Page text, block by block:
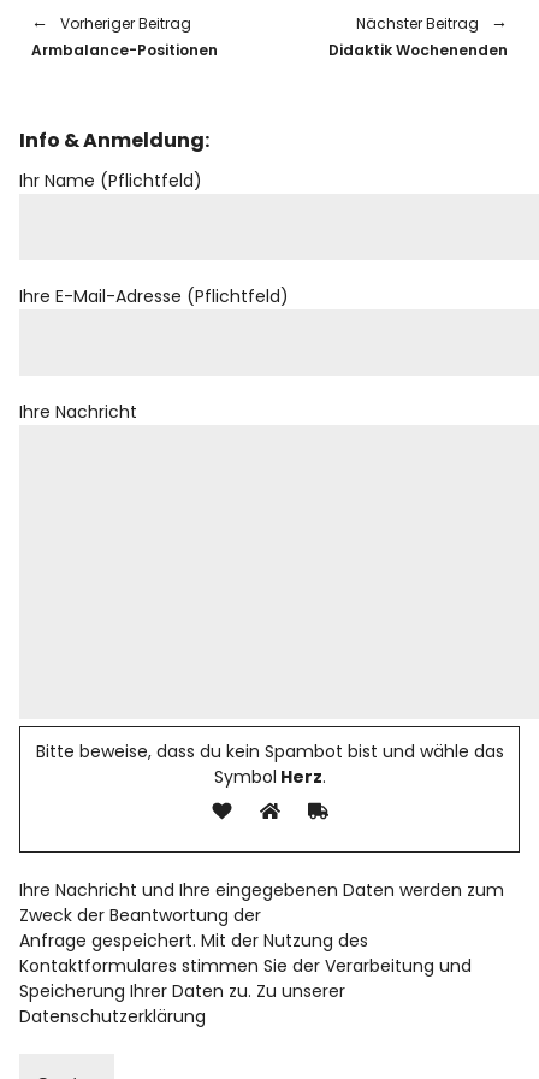
Vorheriger Beitrag
Armbalance-Positionen
Nächster Beitrag
Didaktik Wochenenden
Info & Anmeldung:
Ihr Name (Pflichtfeld)
Ihre E-Mail-Adresse (Pflichtfeld)
Ihre Nachricht
Bitte beweise, dass du kein Spambot bist und wähle das
Symbol Herz.
Ihre Nachricht und Ihre eingegebenen Daten werden zum
Zweck der Beantwortung der
Anfrage gespeichert. Mit der Nutzung des
Kontaktformulares stimmen Sie der Verarbeitung und
Speicherung Ihrer Daten zu. Zu unserer
Datenschutzerklärung